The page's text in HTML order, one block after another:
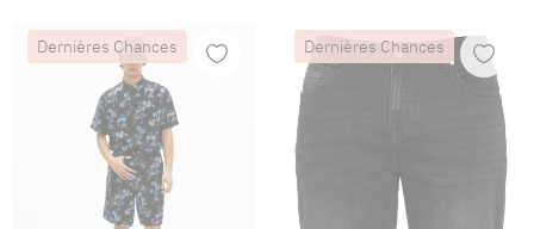
Dernières Chances Dernières Chances